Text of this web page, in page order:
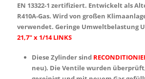
EN 13322-1 zertifiziert. Entwickelt als
R410A-Gas. Wird von großen
verwendet. Geringe Umweltbelastung
21,7″ x 1/14 LINKS
Diese Zylinder sind
neu). Die Ventile wurden